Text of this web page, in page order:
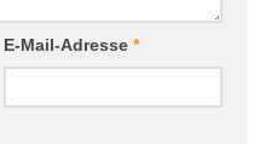
E-Mail-Adresse *